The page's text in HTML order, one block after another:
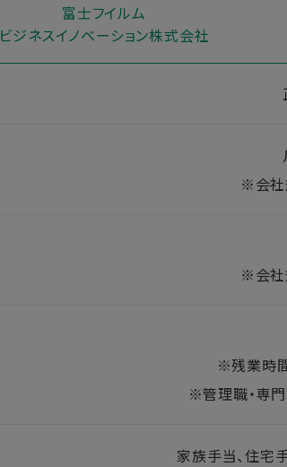
富士フイルム
ビジネスイノベーション株式会社
※会社
※会社
※残業時
※管理職・専
家族手当、住宅